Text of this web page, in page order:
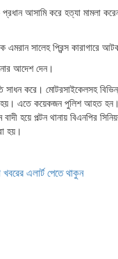
আসামি করে হত্যা মামলা
এমরান সালেহ প্রিন্স কারাগারে
আদেশ দেন।
সাধন করে। মোটরসাইকেলসহ
হয়। এতে কয়েকজন পুলিশ আহত
হয়ে পল্টন থানায় বিএনপির
হয়।
এলার্ট পেতে থাকুন